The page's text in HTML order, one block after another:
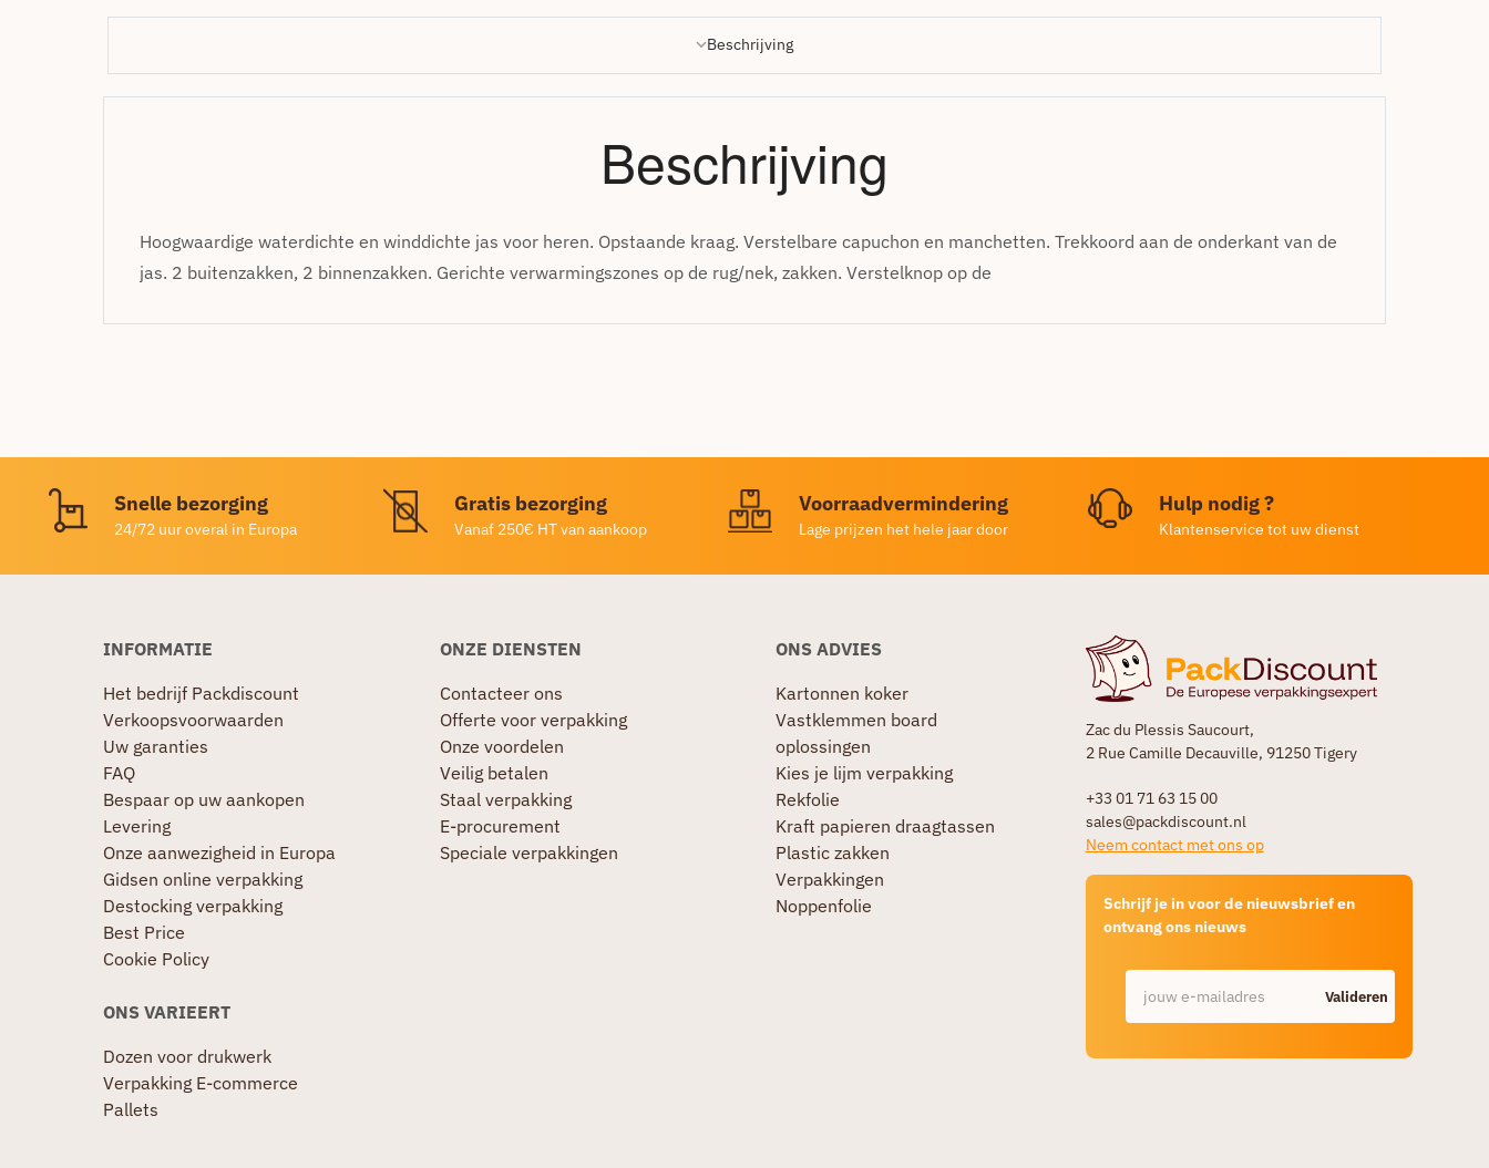
Beschrijving
Beschrijving
Hoogwaardige waterdichte en winddichte jas voor heren. Opstaande kraag. Verstelbare capuchon en manchetten. Trekkoord aan de onderkant van de
jas. 2 buitenzakken, 2 binnenzakken. Gerichte verwarmingszones op de rug/nek, zakken. Verstelknop op de
Snelle bezorging
24/72 uur overal in Europa
Gratis bezorging
Vanaf 250€ HT van aankoop
Voorraadvermindering
Lage prijzen het hele jaar door
Hulp nodig ?
Klantenservice tot uw dienst
Zac du Plessis Saucourt,
2 Rue Camille Decauville, 91250 Tigery
+33 01 71 63 15 00
sales@packdiscount.nl
Neem contact met ons op
Schrijf je in voor de nieuwsbrief en
ontvang ons nieuws
Valideren
INFORMATIE
Het bedrijf Packdiscount
Verkoopsvoorwaarden
Uw garanties
FAQ
Bespaar op uw aankopen
Levering
Onze aanwezigheid in Europa
Gidsen online verpakking
Destocking verpakking
Best Price
Cookie Policy
ONZE DIENSTEN
Contacteer ons
Offerte voor verpakking
Onze voordelen
Veilig betalen
Staal verpakking
E-procurement
Speciale verpakkingen
ONS ADVIES
Kartonnen koker
Vastklemmen board
oplossingen
Kies je lijm verpakking
Rekfolie
Kraft papieren draagtassen
Plastic zakken
Verpakkingen
Noppenfolie
ONS VARIEERT
Dozen voor drukwerk
Verpakking E-commerce
Pallets